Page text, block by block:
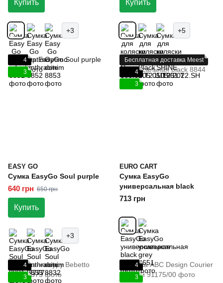
Купить
+3
Купить
+5
4
3
EASY GO
Сумка EasyGo Soul purple
640 грн 650 грн
Купить
+3
Бесплатная доставка Meest
4
3
EURO CART
Сумка EasyGo
универсальная black
713 грн
4
3
4
3